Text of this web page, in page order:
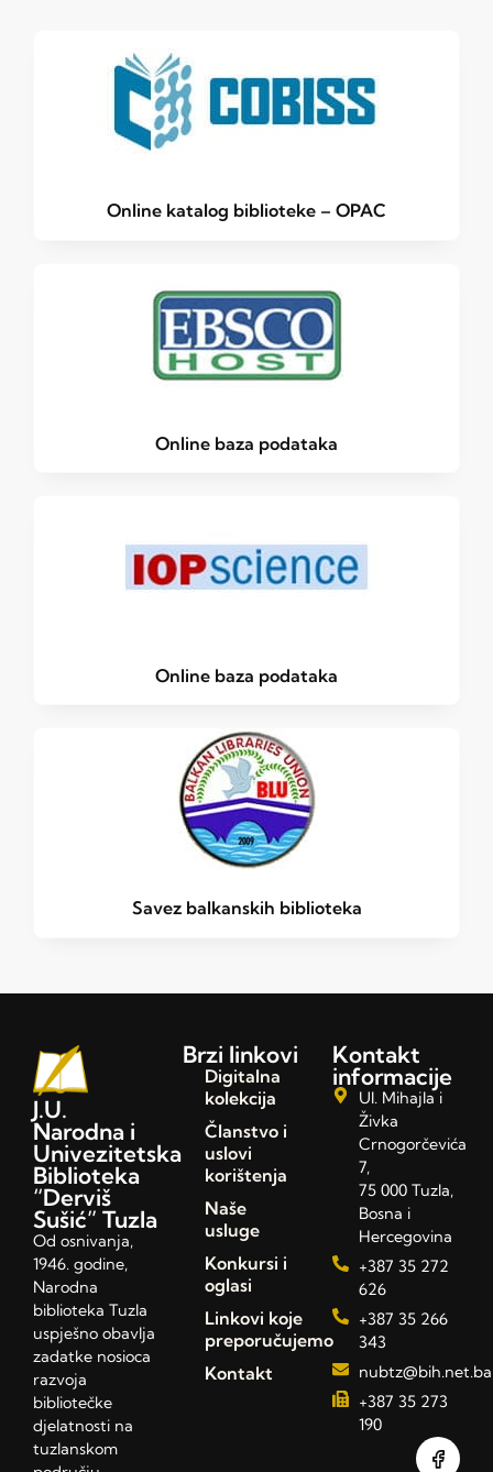
Online katalog biblioteke – OPAC
Online baza podataka
Online baza podataka
Savez balkanskih biblioteka
J.U.
Narodna i
Univezitetska
Biblioteka
“Derviš
Sušić” Tuzla
Od osnivanja,
1946. godine,
Narodna
biblioteka Tuzla
uspješno obavlja
zadatke nosioca
razvoja
bibliotečke
djelatnosti na
tuzlanskom
Brzi linkovi
Digitalna
kolekcija
Članstvo i
uslovi
korištenja
Naše
usluge
Konkursi i
oglasi
Linkovi koje
preporučujemo
Kontakt
Kontakt
informacije
Ul. Mihajla i
Živka
Crnogorčevića
7,
75 000 Tuzla,
Bosna i
Hercegovina
+387 35 272
626
+387 35 266
343
nubtz@bih.net.ba
+387 35 273
190